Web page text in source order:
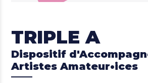
TRIPLE A
Dispositif
Artistes Amateur•ices